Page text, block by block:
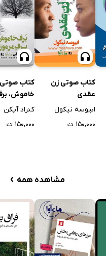
کتاب صوتی زن
عقدی
ابیوسه نیکول
۱۵۰,۰۰۰ ت
کتاب
خاموش،
کنراد آیکن
۱۵۰,۰۰۰ ت
مشاهده همه ›